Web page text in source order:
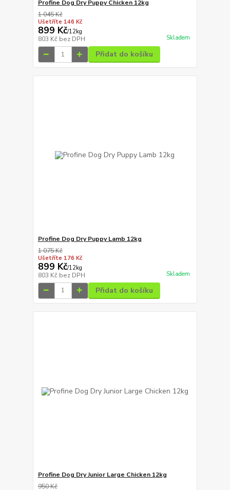
Profine Dog Dry Puppy Chicken 12kg
1 045 Kč
Ušetříte 146 Kč
899 Kč/12kg
803 Kč bez DPH Skladem
Přidat do košíku
Profine Dog Dry Puppy Lamb 12kg
1 075 Kč
Ušetříte 176 Kč
899 Kč/12kg
803 Kč bez DPH Skladem
Přidat do košíku
Profine Dog Dry Junior Large Chicken 12kg
950 Kč